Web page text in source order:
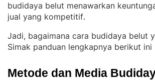
budidaya belut menawarkan
jual yang kompetitif.
Jadi, bagaimana cara budidaya belut
Simak panduan lengkapnya berikut ini
Metode dan Media